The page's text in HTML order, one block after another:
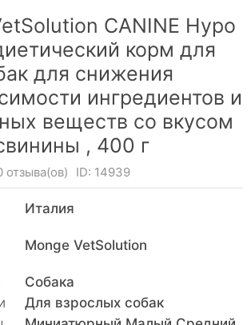
CANINE Hypo
корм для
для снижения
ингредиентов и
веществ со вкусом
, 400 г
отзыва(ов) ID: 14939
Италия
Monge VetSolution
Собака
Для взрослых собак